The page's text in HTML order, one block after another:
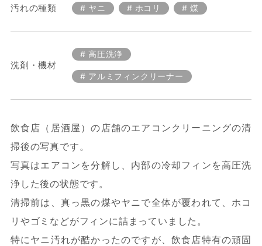
汚れの種類 ヤニ ホコリ 煤
洗剤・機材
高圧洗浄
アルミフィンクリーナー
飲食店（居酒屋）の店舗のエアコンクリーニングの清
掃後の写真です。
写真はエアコンを分解し、内部の冷却フィンを高圧洗
浄した後の状態です。
清掃前は、真っ黒の煤やヤニで全体が覆われて、ホコ
リやゴミなどがフィンに詰まっていました。
特にヤニ汚れが酷かったのですが、飲食店特有の頑固